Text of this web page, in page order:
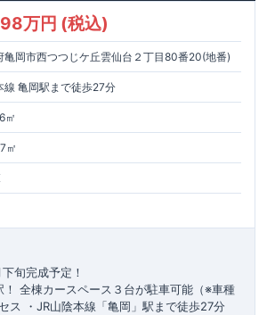
万円 (税込)
亀岡市西つつじケ丘雲仙台２丁目80番20(地番)
線 亀岡駅まで徒歩27分
㎡
㎡
旬完成予定！
全棟​カースペース３台が駐車可能（※車種
ス ・JR山陰本線「亀岡」駅まで徒歩27分